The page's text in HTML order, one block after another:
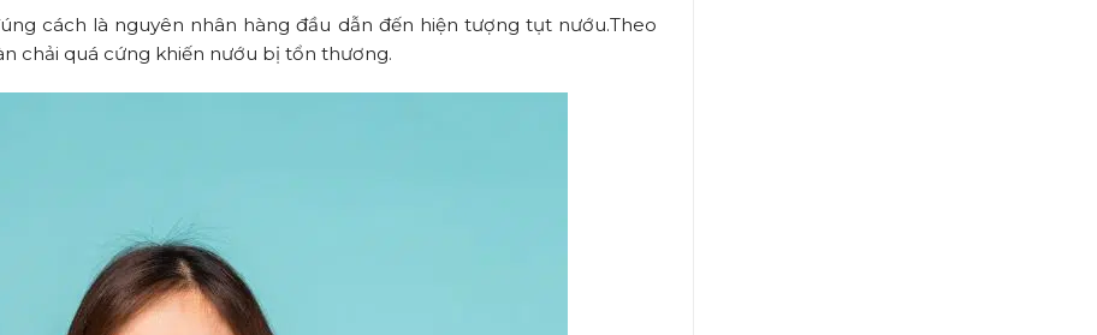
cách là nguyên nhân hàng đầu dẫn đến hiện tượng tụt nướu.Theo
chải quá cứng khiến nướu bị tổn thương.